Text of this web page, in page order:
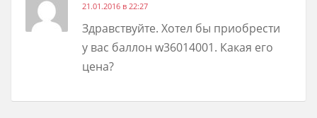
21.01.2016 в 22:27
Здравствуйте. Хотел бы приобрести
у вас баллон w36014001. Какая его
цена?